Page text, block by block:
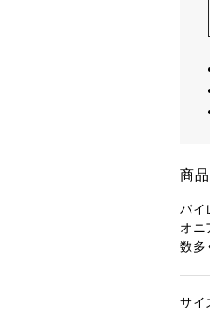
商
パイ
オニ
数多
性
サイ